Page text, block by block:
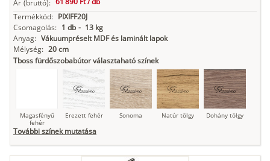
Ár (bruttó):
Termékkód: PIXIFF20J
Csomagolás: 1 db - 13 kg
Anyag: Vákuumpréselt MDF és laminált lapok
Mélység: 20 cm
Tboss fürdőszobabútor választaható színek
Magasfényű
fehér
Erezett fehér Sonoma Natúr tölgy Dohány tölgy
További színek mutatása